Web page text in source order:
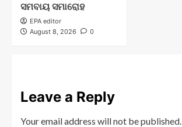
ସମବାୟ ସମାରୋହ
EPA editor
August 8, 2026
0
Leave a Reply
Your email address will not be published.